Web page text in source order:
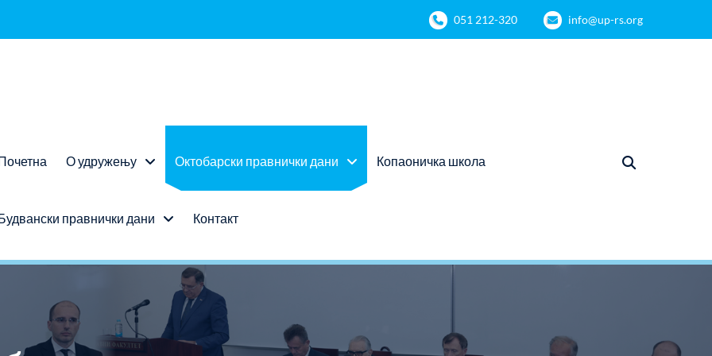
051 212-320 info@up-rs.org
О удружењу Октобарски правнички дани Копаоничка школа
правнички дани Контакт